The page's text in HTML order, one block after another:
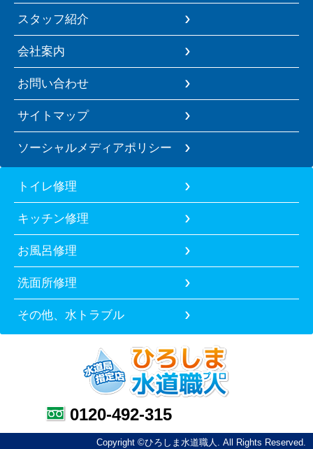
スタッフ紹介
会社案内
お問い合わせ
サイトマップ
ソーシャルメディアポリシー
トイレ修理
キッチン修理
お風呂修理
洗面所修理
その他、水トラブル
0120-492-315
Copyright ©ひろしま水道職人. All Rights Reserved.